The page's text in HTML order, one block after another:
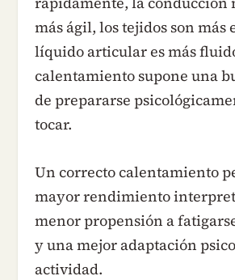
más ágil, los tejidos son más
líquido articular es más
calentamiento supone una
de prepararse
tocar.
Un correcto calentamiento
mayor rendimiento
menor propensión a
y una mejor adaptación
actividad.